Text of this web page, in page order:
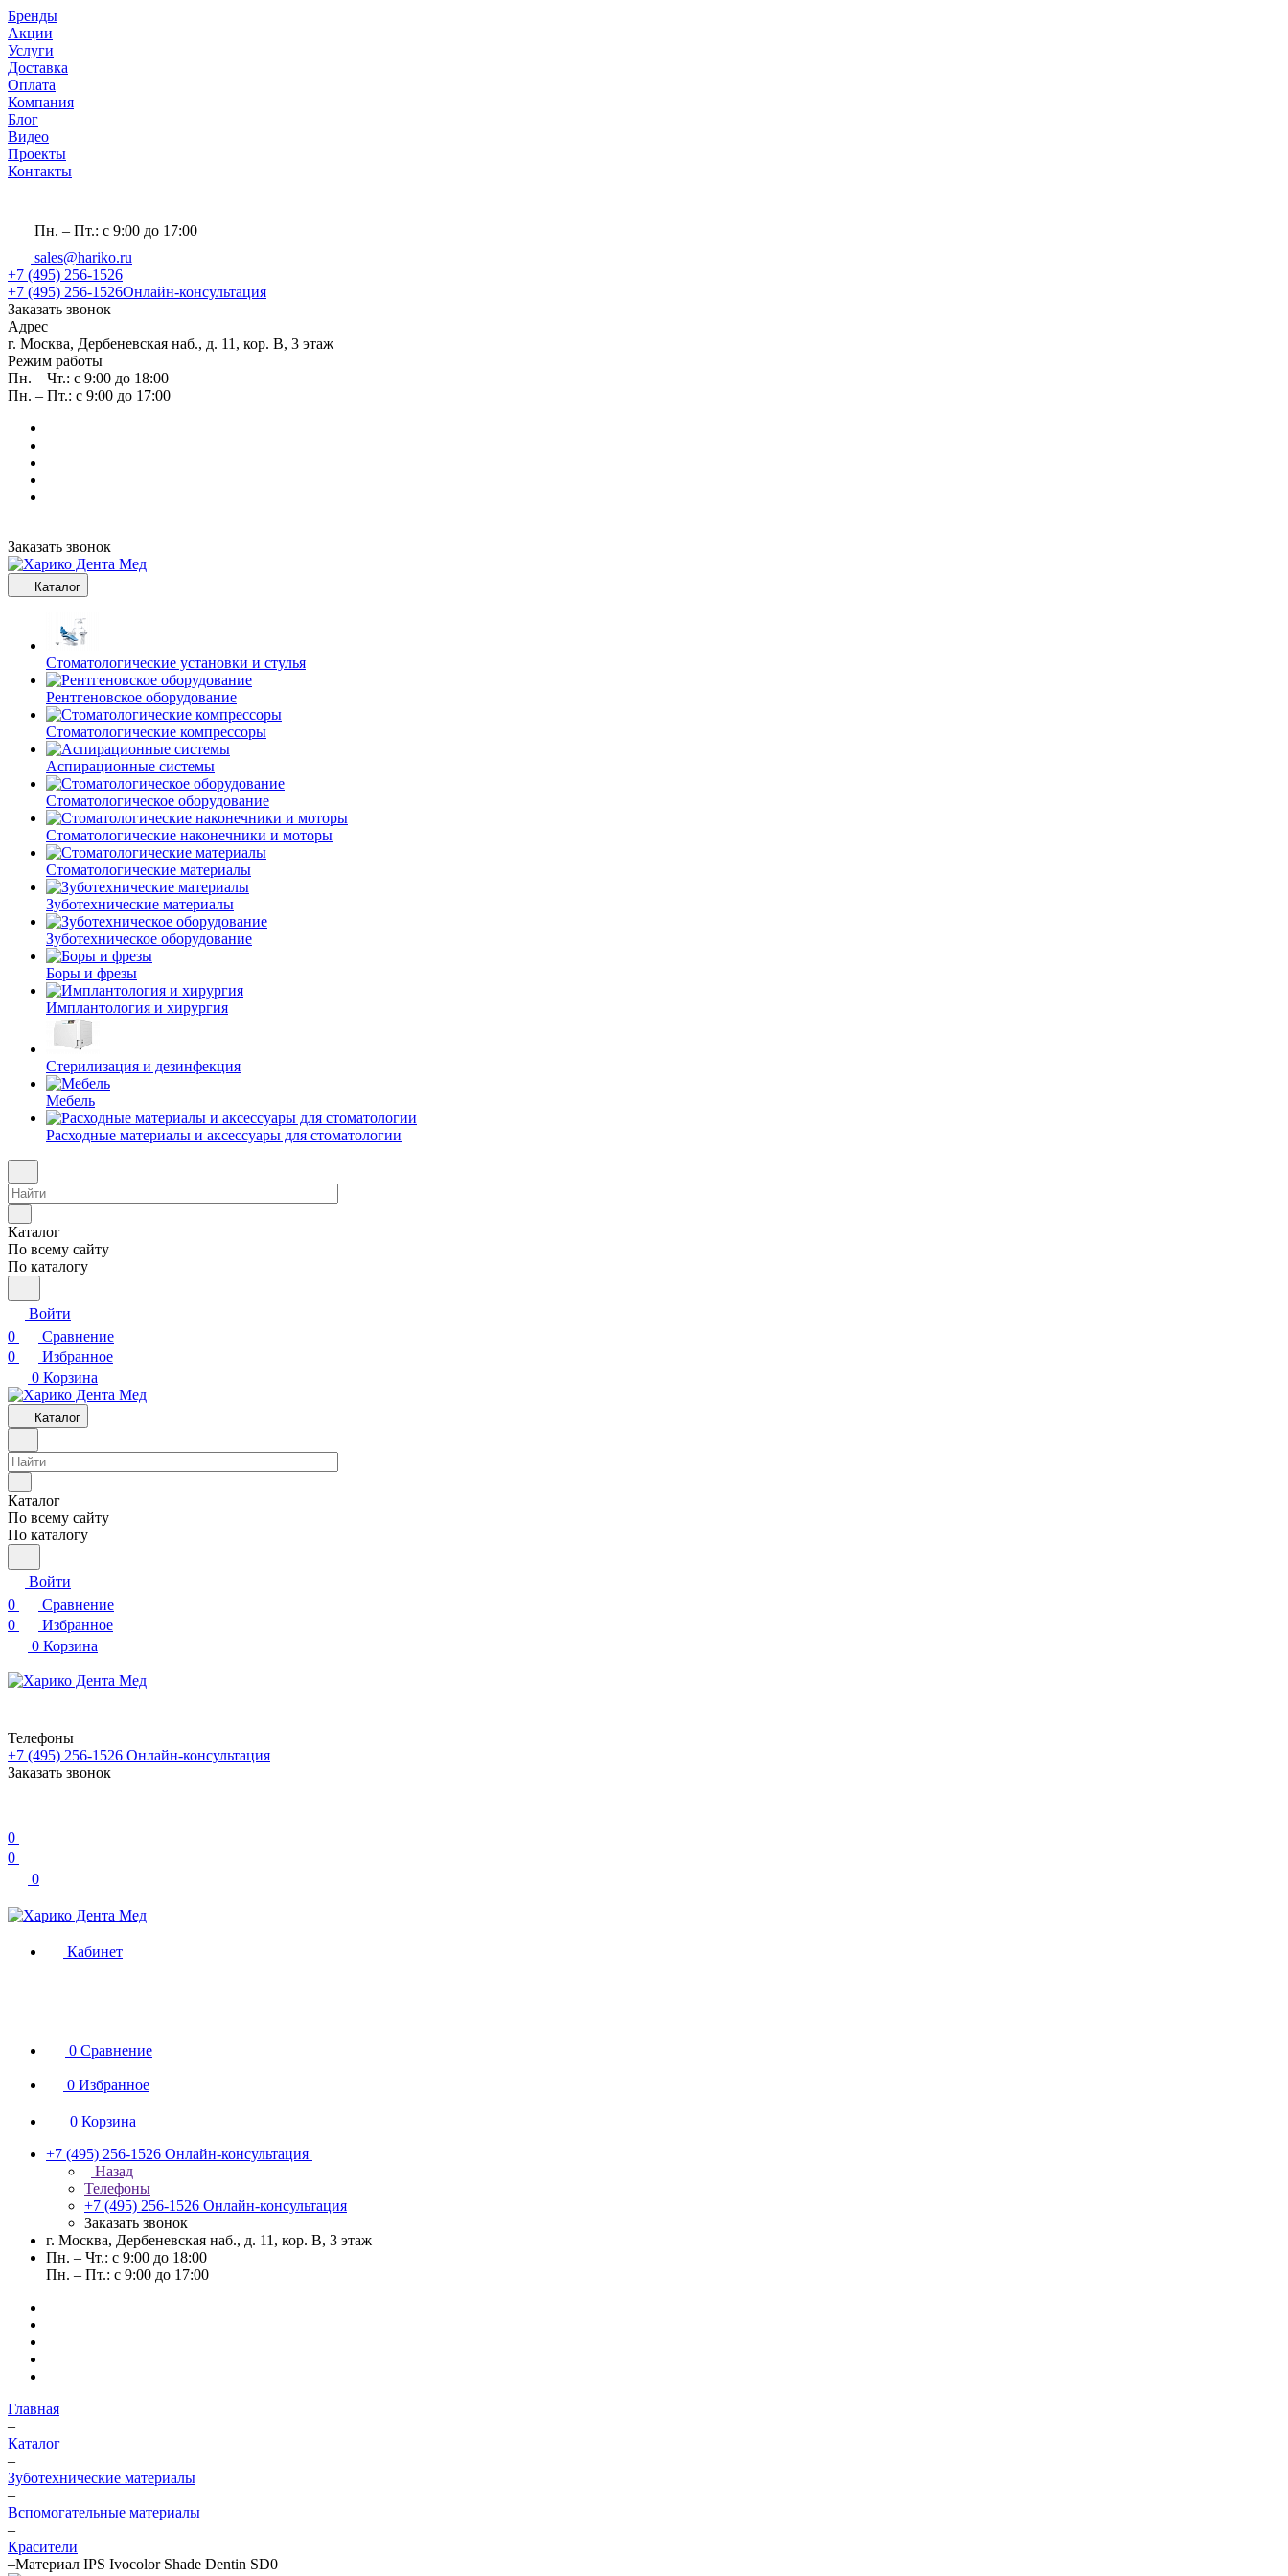
Бренды
Акции
Услуги
Доставка
Оплата
Компания
Блог
Видео
Проекты
Контакты
Пн. – Пт.: с 9:00 до 17:00
sales@hariko.ru
+7 (495) 256-1526
+7 (495) 256-1526Онлайн-консультация
Заказать звонок
Адрес
г. Москва, Дербеневская наб., д. 11, кор. В, 3 этаж
Режим работы
Пн. – Чт.: с 9:00 до 18:00
Пн. – Пт.: с 9:00 до 17:00
Заказать звонок
Каталог
Стоматологические установки и стулья
Рентгеновское оборудование
Стоматологические компрессоры
Аспирационные системы
Стоматологическое оборудование
Стоматологические наконечники и моторы
Стоматологические материалы
Зуботехнические материалы
Зуботехническое оборудование
Боры и фрезы
Имплантология и хирургия
Стерилизация и дезинфекция
Мебель
Расходные материалы и аксессуары для стоматологии
Каталог
По всему сайту
По каталогу
Войти
0
Сравнение
0
Избранное
0 Корзина
Каталог
Каталог
По всему сайту
По каталогу
Войти
0
Сравнение
0
Избранное
0 Корзина
Телефоны
+7 (495) 256-1526 Онлайн-консультация
Заказать звонок
0
0
0
Кабинет
0 Сравнение
0 Избранное
0 Корзина
+7 (495) 256-1526 Онлайн-консультация
Назад
Телефоны
+7 (495) 256-1526 Онлайн-консультация
Заказать звонок
г. Москва, Дербеневская наб., д. 11, кор. В, 3 этаж
Пн. – Чт.: с 9:00 до 18:00
Пн. – Пт.: с 9:00 до 17:00
Главная
–
Каталог
–
Зуботехнические материалы
–
Вспомогательные материалы
–
Красители
–Материал IPS Ivocolor Shade Dentin SD0